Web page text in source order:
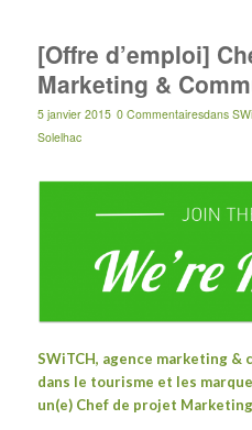
[Offre d’emploi]
Marketing &
5 janvier 2015 0 Commentairesdans
Solelhac
SWiTCH, agence marketing &
dans le tourisme et les
un(e) Chef de projet